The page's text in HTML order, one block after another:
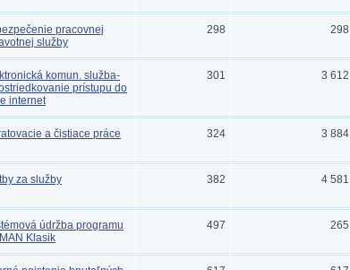
pracovnej
služby
298 298
komun. služba-
prístupu do
internet
301 3 612
a čistiace práce 324 3 884
za služby 382 4 581
údržba programu
Klasik
497 265